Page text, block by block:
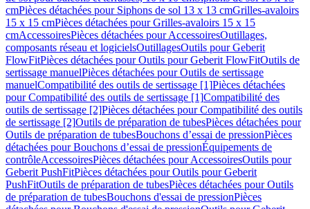
cmPièces détachées pour Siphons de sol 13 x 13 cmGrilles-avaloirs
15 x 15 cmPièces détachées pour Grilles-avaloirs 15 x 15
cmAccessoiresPièces détachées pour AccessoiresOutillages,
composants réseau et logicielsOutillagesOutils pour Geberit
FlowFitPièces détachées pour Outils pour Geberit FlowFitOutils de
sertissage manuelPièces détachées pour Outils de sertissage
manuelCompatibilité des outils de sertissage [1]Pièces détachées
pour Compatibilité des outils de sertissage [1]Compatibilité des
outils de sertissage [2]Pièces détachées pour Compatibilité des outils
de sertissage [2]Outils de préparation de tubesPièces détachées pour
Outils de préparation de tubesBouchons d’essai de pressionPièces
détachées pour Bouchons d’essai de pressionÉquipements de
contrôleAccessoiresPièces détachées pour AccessoiresOutils pour
Geberit PushFitPièces détachées pour Outils pour Geberit
PushFitOutils de préparation de tubesPièces détachées pour Outils
de préparation de tubesBouchons d'essai de pressionPièces